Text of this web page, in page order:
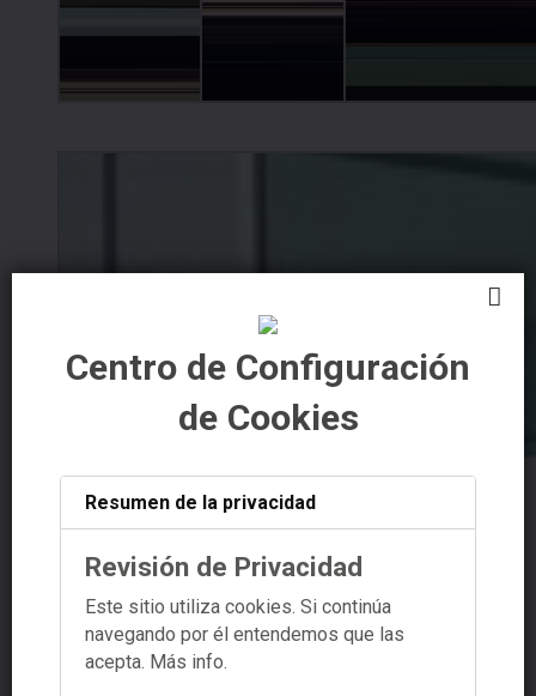
Centro de Configuración
de Cookies
Resumen de la privacidad
Revisión de Privacidad
Este sitio utiliza cookies. Si continúa
navegando por él entendemos que las
acepta. Más info.